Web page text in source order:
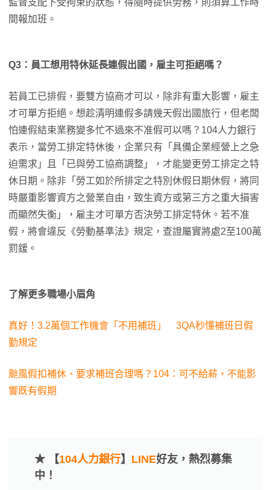
間報加班。
Q3：員工想用特休延長連假出國，雇主可拒絕嗎？
若員工已排假，要雙方協商才可以，除非有重大影響，雇主
才可單方拒絕。想趁清明連假多請幾天假出國旅行，但老闆
怕連假結束業務變多忙不過來不准假可以嗎？104人力銀行
表示，當勞工排定特休後，企業只有「具備企業經營上之急
迫需求」且「已與勞工協商調整」，才能變更勞工排定之特
休日期。除非「勞工如於所排定之特別休假日期休假，將同
時嚴重影響資方之營業自由，致生資方或第三方之重大損害
而顯然失衡」，雇主才可單方否決勞工排定特休。若不准
假，將會違反《勞動基準法》規定，查證屬實將處2至100萬
罰鍰。
了解更多職場小眉角
真好！3.2萬個工作機會「不用補班」 3QA秒懂補班日假
勤規定
颱風假扣補休、要求補班合理嗎？104：可不給薪，不能影
響既有假期
★ 【104人力銀行】 LINE好友，熱烈募集
中！